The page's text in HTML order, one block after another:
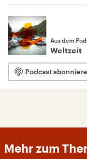
Aus dem
Weltzeit
Podcast
Mehr zum